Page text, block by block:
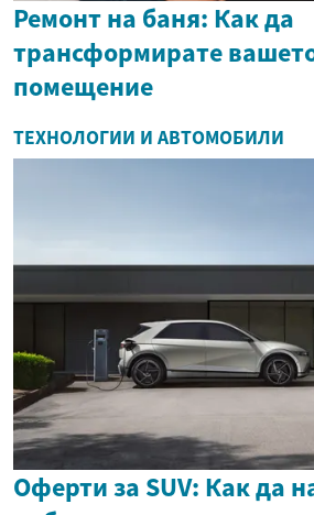
Ремонт на баня: Как да
трансформирате
помещение
ТЕХНОЛОГИИ И АВТОМОБИЛИ
Оферти за SUV: Как да